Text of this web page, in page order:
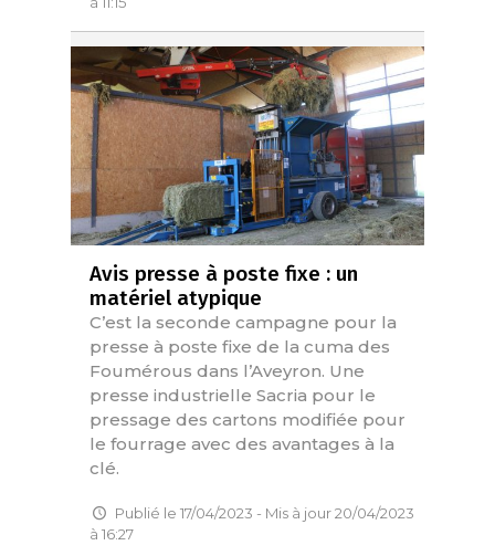
Avis presse à poste fixe : un
matériel atypique
C’est la seconde campagne pour la
presse à poste fixe de la cuma des
Foumérous dans l’Aveyron. Une
presse industrielle Sacria pour le
pressage des cartons modifiée pour
le fourrage avec des avantages à la
clé.
Publié le 17/04/2023 - Mis à jour 20/04/2023
à 16:27